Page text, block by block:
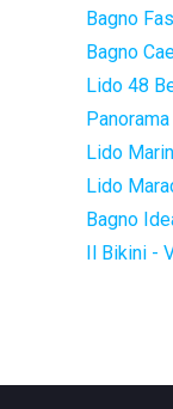
Bagno
Bagno
Lido 48
Lido
Lido
Bagno
Il Bikini -